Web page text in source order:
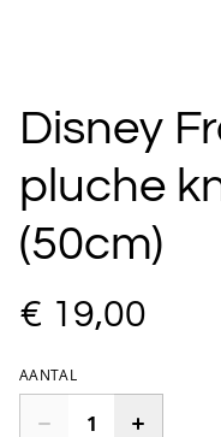
Disney
pluche
(50cm)
€ 19,00
AANTAL